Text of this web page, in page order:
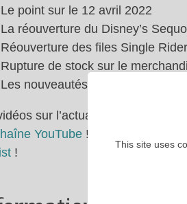
Le point sur le 12 avril 2022
La réouverture du Disney’s
Réouverture des files Single Rider
Rupture de stock sur le
Les nouveautés merch de
sur l’actualité de
YouTube ! Retrouvez toutes
!
This site uses